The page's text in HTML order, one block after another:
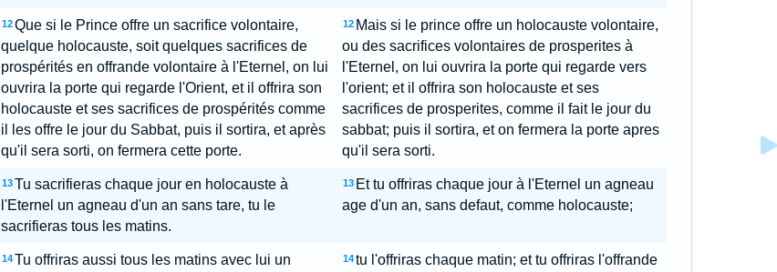
12 Que si le Prince offre un sacrifice volontaire,
quelque holocauste, soit quelques sacrifices de
prospérités en offrande volontaire à l'Eternel, on lui
ouvrira la porte qui regarde l'Orient, et il offrira son
holocauste et ses sacrifices de prospérités comme
il les offre le jour du Sabbat, puis il sortira, et après
qu'il sera sorti, on fermera cette porte.
12 Mais si le prince offre un holocauste volontaire,
ou des sacrifices volontaires de prosperites à
l'Eternel, on lui ouvrira la porte qui regarde vers
l'orient; et il offrira son holocauste et ses
sacrifices de prosperites, comme il fait le jour du
sabbat; puis il sortira, et on fermera la porte apres
qu'il sera sorti.
13 Tu sacrifieras chaque jour en holocauste à
l'Eternel un agneau d'un an sans tare, tu le
sacrifieras tous les matins.
13 Et tu offriras chaque jour à l'Eternel un agneau
age d'un an, sans defaut, comme holocauste;
14 Tu offriras aussi tous les matins avec lui un
14 tu l'offriras chaque matin; et tu offriras l'offrande